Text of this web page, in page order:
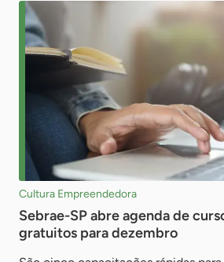
Cultura Empreendedora
Sebrae-SP abre agenda de
gratuitos para dezembro